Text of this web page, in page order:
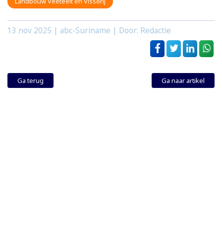
13 nov 2025 | abc-Suriname | Door: Redactie
Ga terug Ga naar artikel